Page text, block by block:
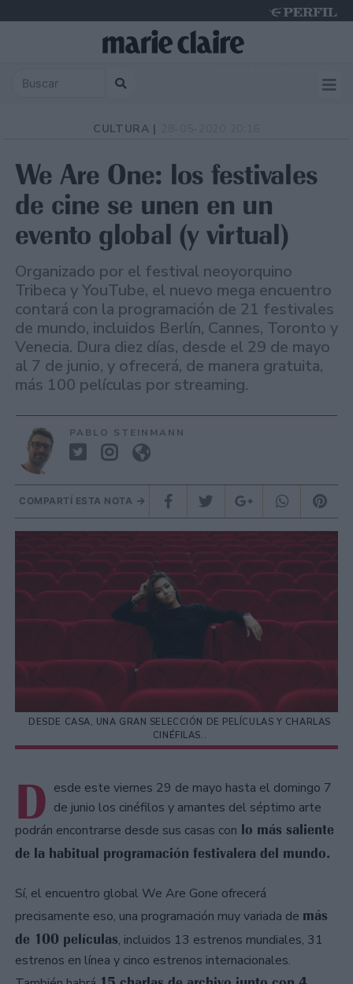
CULTURA |
We Are One: los festivales
de cine se unen en un
evento global (y virtual)
Organizado por el festival neoyorquino
Tribeca y YouTube, el nuevo mega encuentro
contará con la programación de 21 festivales
de mundo, incluidos Berlín, Cannes, Toronto y
Venecia. Dura diez días, desde el 29 de mayo
al 7 de junio, y ofrecerá, de manera gratuita,
más 100 películas por streaming.
PABLO STEINMANN
COMPARTÍ ESTA NOTA
DESDE CASA, UNA GRAN SELECCIÓN DE PELÍCULAS Y CHARLAS
CINÉFILAS..
D esde este viernes 29 de mayo hasta el domingo 7
de junio los cinéfilos y amantes del séptimo arte
podrán encontrarse desde sus casas con lo más saliente
de la habitual programación festivalera del mundo.
Sí, el encuentro global We Are Gone ofrecerá
precisamente eso, una programación muy variada de más
de 100 películas, incluidos 13 estrenos mundiales, 31
estrenos en línea y cinco estrenos internacionales.